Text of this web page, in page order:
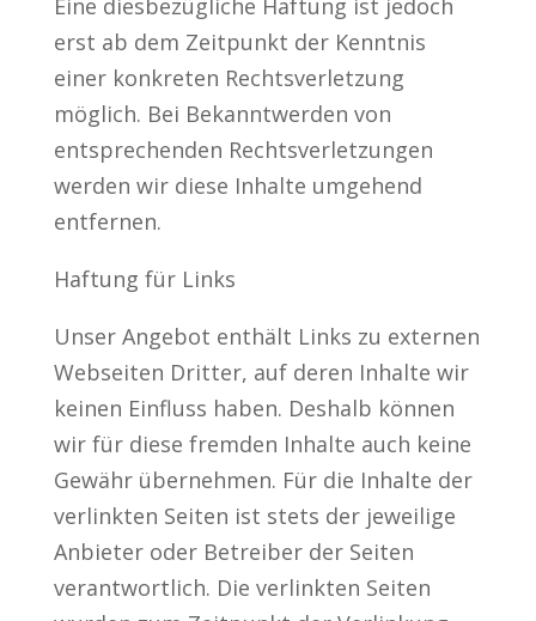
Eine diesbezügliche Haftung ist jedoch
erst ab dem Zeitpunkt der Kenntnis
einer konkreten Rechtsverletzung
möglich. Bei Bekanntwerden von
entsprechenden Rechtsverletzungen
werden wir diese Inhalte umgehend
entfernen.
Haftung für Links
Unser Angebot enthält Links zu externen
Webseiten Dritter, auf deren Inhalte wir
keinen Einfluss haben. Deshalb können
wir für diese fremden Inhalte auch keine
Gewähr übernehmen. Für die Inhalte der
verlinkten Seiten ist stets der jeweilige
Anbieter oder Betreiber der Seiten
verantwortlich. Die verlinkten Seiten